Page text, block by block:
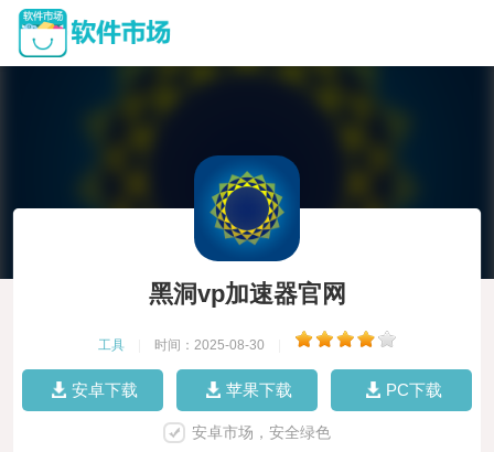
黑洞vp加速器官网
工具 时间：2025-08-30
安卓下载 苹果下载 PC下载
安卓市场，安全绿色